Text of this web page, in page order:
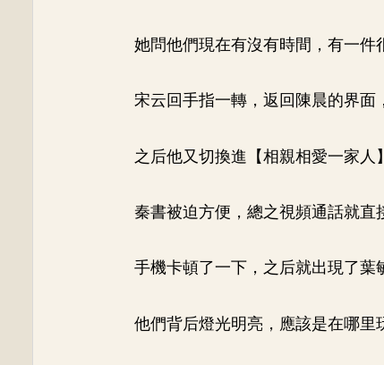
她問他們現在有沒有時間，有一件
宋云回手指一轉，返回陳晨的界面
之后他又切換進【相親相愛一家人
秦書被迫方便，總之視頻通話就直
手機卡頓了一下，之后就出現了葉
他們背后燈光明亮，應該是在哪里